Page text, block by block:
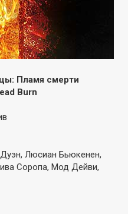
Пламя смерти
Burn
Люсиан Бьюкенен,
Соропа, Мод Дейви,